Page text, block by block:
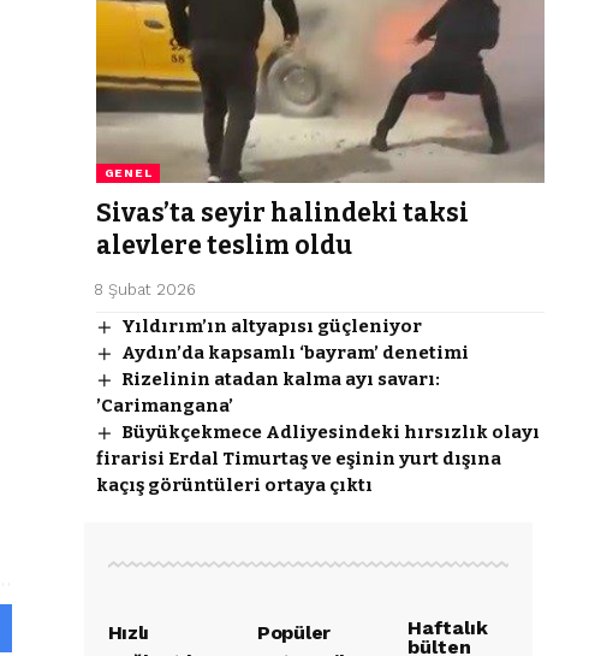
GENEL
Sivas’ta seyir halindeki taksi
alevlere teslim oldu
8 Şubat 2026
Yıldırım’ın altyapısı güçleniyor
Aydın’da kapsamlı ‘bayram’ denetimi
Rizelinin atadan kalma ayı savarı:
’Carimangana’
Büyükçekmece Adliyesindeki hırsızlık olayı
firarisi Erdal Timurtaş ve eşinin yurt dışına
kaçış görüntüleri ortaya çıktı
Hızlı
Popüler
Haftalık
bülten